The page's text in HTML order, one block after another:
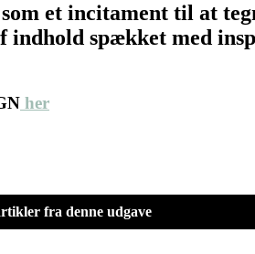
et incitament til at
spækket med
her
fra denne udgave